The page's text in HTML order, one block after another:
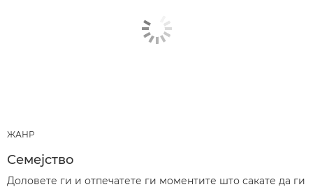
ЖАНР
Семејство
Доловете ги и отпечатете ги моментите што сакате да ги